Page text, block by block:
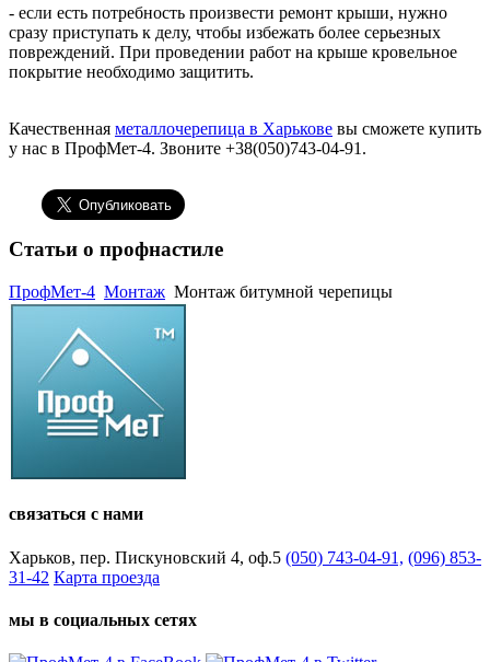
- если есть потребность произвести ремонт крыши, нужно
сразу приступать к делу, чтобы избежать более серьезных
повреждений. При проведении работ на крыше кровельное
покрытие необходимо защитить.
Качественная металлочерепица в Харькове вы сможете купить
у нас в ПрофМет-4. Звоните +38(050)743-04-91.
Статьи о профнастиле
ПрофМет-4 Монтаж Монтаж битумной черепицы
связаться с нами
Харьков, пер. Пискуновский 4, оф.5 (050) 743-04-91, (096) 853-
31-42 Карта проезда
мы в социальных сетях